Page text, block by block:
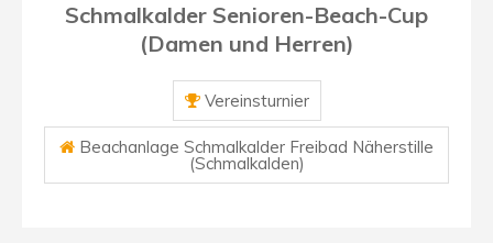
Schmalkalder Senioren-Beach-Cup
(Damen und Herren)
Vereinsturnier
Beachanlage Schmalkalder Freibad Näherstille
(Schmalkalden)